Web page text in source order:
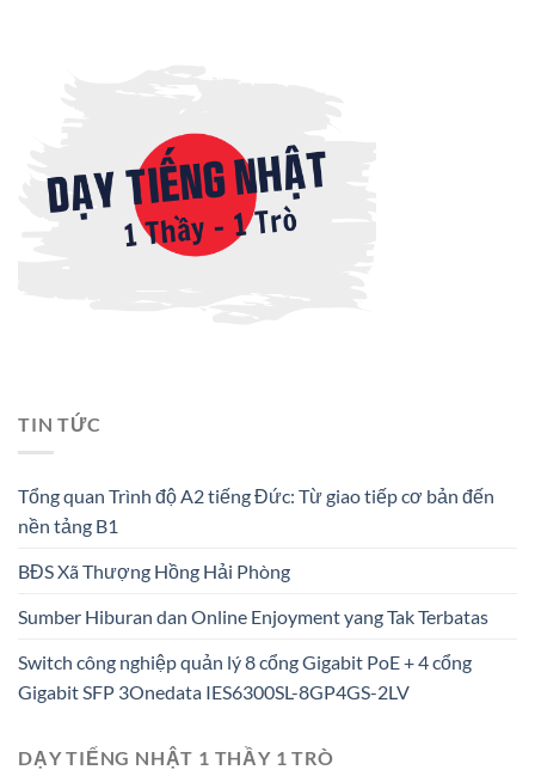
TIN TỨC
Tổng quan Trình độ A2 tiếng Đức: Từ giao tiếp cơ bản đến
nền tảng B1
BĐS Xã Thượng Hồng Hải Phòng
Sumber Hiburan dan Online Enjoyment yang Tak Terbatas
Switch công nghiệp quản lý 8 cổng Gigabit PoE + 4 cổng
Gigabit SFP 3Onedata IES6300SL-8GP4GS-2LV
DẠY TIẾNG NHẬT 1 THẦY 1 TRÒ